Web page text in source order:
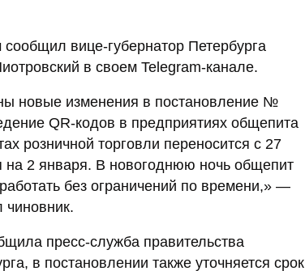
вице-губернатор Петербурга
в своем Telegram-канале.
новые изменения в постановление №
QR-кодов в предприятиях общепита
розничной торговли переносится с 27
на 2 января. В новогоднюю ночь общепит
без ограничений по времени,» —
чиновник.
пресс-служба правительства
в постановлении также уточняется срок